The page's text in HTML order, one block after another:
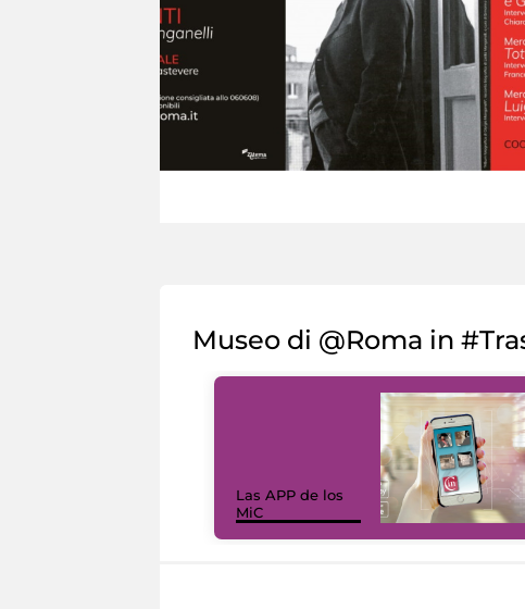
Museo di @Roma in
Las APP de los
MiC